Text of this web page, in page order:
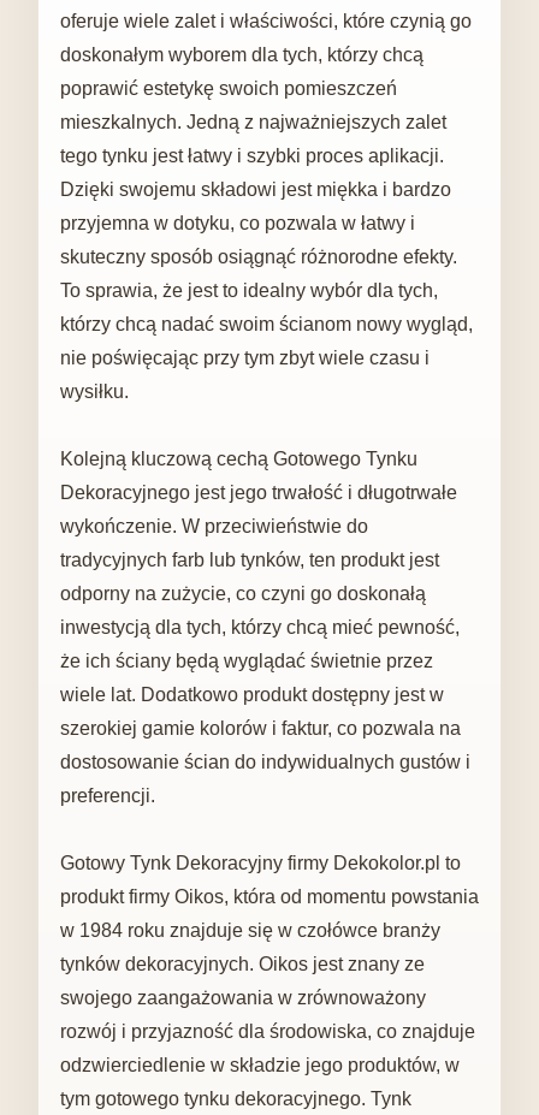
oferuje wiele zalet i właściwości, które czynią go
doskonałym wyborem dla tych, którzy chcą
poprawić estetykę swoich pomieszczeń
mieszkalnych. Jedną z najważniejszych zalet
tego tynku jest łatwy i szybki proces aplikacji.
Dzięki swojemu składowi jest miękka i bardzo
przyjemna w dotyku, co pozwala w łatwy i
skuteczny sposób osiągnąć różnorodne efekty.
To sprawia, że ​​jest to idealny wybór dla tych,
którzy chcą nadać swoim ścianom nowy wygląd,
nie poświęcając przy tym zbyt wiele czasu i
wysiłku.
Kolejną kluczową cechą Gotowego Tynku
Dekoracyjnego jest jego trwałość i długotrwałe
wykończenie. W przeciwieństwie do
tradycyjnych farb lub tynków, ten produkt jest
odporny na zużycie, co czyni go doskonałą
inwestycją dla tych, którzy chcą mieć pewność,
że ich ściany będą wyglądać świetnie przez
wiele lat. Dodatkowo produkt dostępny jest w
szerokiej gamie kolorów i faktur, co pozwala na
dostosowanie ścian do indywidualnych gustów i
preferencji.
Gotowy Tynk Dekoracyjny firmy Dekokolor.pl to
produkt firmy Oikos, która od momentu powstania
w 1984 roku znajduje się w czołówce branży
tynków dekoracyjnych. Oikos jest znany ze
swojego zaangażowania w zrównoważony
rozwój i przyjazność dla środowiska, co znajduje
odzwierciedlenie w składzie jego produktów, w
tym gotowego tynku dekoracyjnego. Tynk